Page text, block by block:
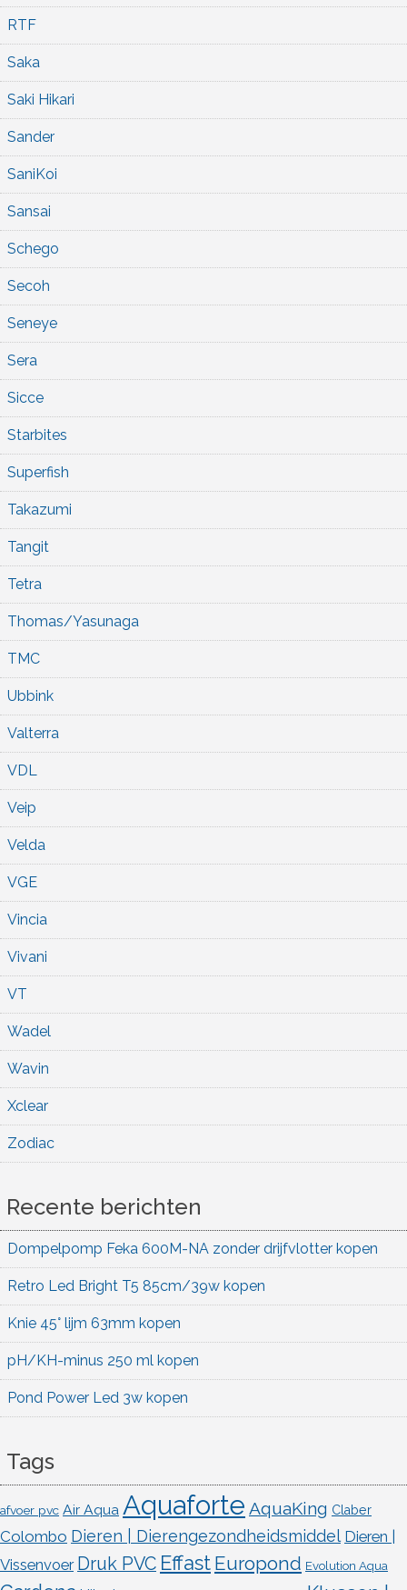
RTF
Saka
Saki Hikari
Sander
SaniKoi
Sansai
Schego
Secoh
Seneye
Sera
Sicce
Starbites
Superfish
Takazumi
Tangit
Tetra
Thomas/Yasunaga
TMC
Ubbink
Valterra
VDL
Veip
Velda
VGE
Vincia
Vivani
VT
Wadel
Wavin
Xclear
Zodiac
Recente berichten
Dompelpomp Feka 600M-NA zonder drijfvlotter kopen
Retro Led Bright T5 85cm/39w kopen
Knie 45° lijm 63mm kopen
pH/KH-minus 250 ml kopen
Pond Power Led 3w kopen
Tags
afvoer pvc Air Aqua Aquaforte AquaKing Claber
Colombo Dieren | Dierengezondheidsmiddel Dieren |
Vissenvoer Druk PVC Effast Europond Evolution Aqua